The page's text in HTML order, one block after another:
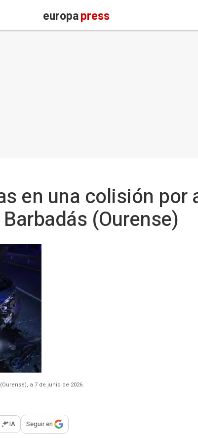
europapress
en una colisión por
(Ourense)
a 7 de junio de 2026.
opciones para compartir
IA Seguir en